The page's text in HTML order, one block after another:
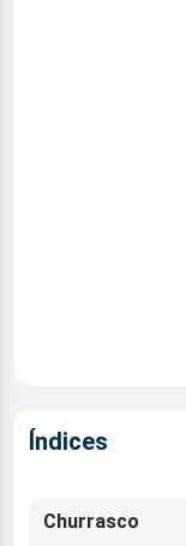
Índices
Churrasco